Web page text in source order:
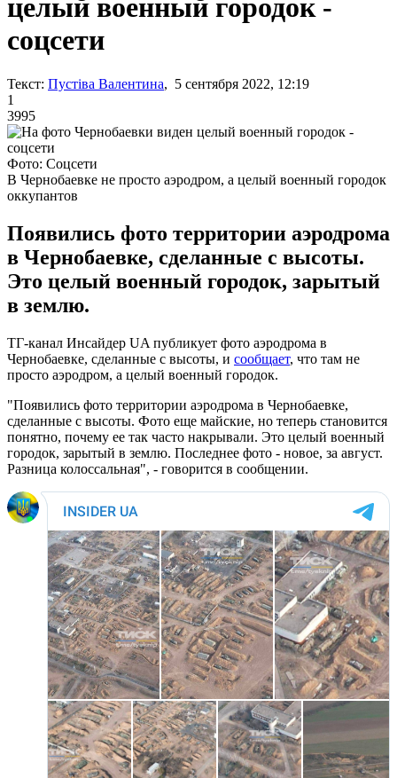
целый военный городок -
соцсети
Текст: Пустіва Валентина, 5 сентября 2022, 12:19
1
3995
Фото: Соцсети
В Чернобаевке не просто аэродром, а целый военный городок
оккупантов
Появились фото территории аэродрома
в Чернобаевке, сделанные с высоты.
Это целый военный городок, зарытый
в землю.
ТГ-канал Инсайдер UA публикует фото аэродрома в
Чернобаевке, сделанные с высоты, и сообщает, что там не
просто аэродром, а целый военный городок.
"Появились фото территории аэродрома в Чернобаевке,
сделанные с высоты. Фото еще майские, но теперь становится
понятно, почему ее так часто накрывали. Это целый военный
городок, зарытый в землю. Последнее фото - новое, за август.
Разница колоссальная", - говорится в сообщении.